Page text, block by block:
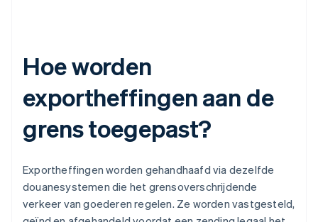
Hoe worden
exportheffingen aan de
grens toegepast?
Exportheffingen worden gehandhaafd via dezelfde
douanesystemen die het grensoverschrijdende
verkeer van goederen regelen. Ze worden vastgesteld,